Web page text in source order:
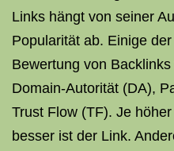
Links hängt von seiner
Popularität ab. Einige
Bewertung von
Domain-Autorität (DA),
Trust Flow (TF). Je
besser ist der Link.